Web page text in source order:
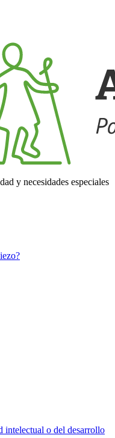
y necesidades especiales
intelectual o del desarrollo